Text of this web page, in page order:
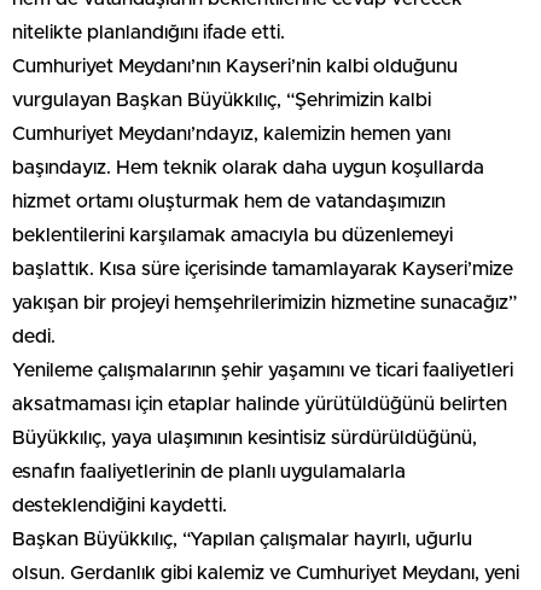
nitelikte planlandığını ifade etti.
Cumhuriyet Meydanı’nın Kayseri’nin kalbi olduğunu
vurgulayan Başkan Büyükkılıç, “Şehrimizin kalbi
Cumhuriyet Meydanı’ndayız, kalemizin hemen yanı
başındayız. Hem teknik olarak daha uygun koşullarda
hizmet ortamı oluşturmak hem de vatandaşımızın
beklentilerini karşılamak amacıyla bu düzenlemeyi
başlattık. Kısa süre içerisinde tamamlayarak Kayseri’mize
yakışan bir projeyi hemşehrilerimizin hizmetine sunacağız”
dedi.
Yenileme çalışmalarının şehir yaşamını ve ticari faaliyetleri
aksatmaması için etaplar halinde yürütüldüğünü belirten
Büyükkılıç, yaya ulaşımının kesintisiz sürdürüldüğünü,
esnafın faaliyetlerinin de planlı uygulamalarla
desteklendiğini kaydetti.
Başkan Büyükkılıç, “Yapılan çalışmalar hayırlı, uğurlu
olsun. Gerdanlık gibi kalemiz ve Cumhuriyet Meydanı, yeni